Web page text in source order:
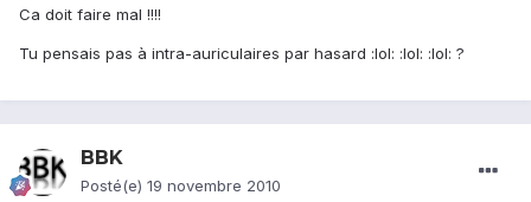
Ca doit faire mal !!!!
Tu pensais pas à intra-auriculaires par hasard :lol: :lol: :lol: ?
BBK
Posté(e) 19 novembre 2010